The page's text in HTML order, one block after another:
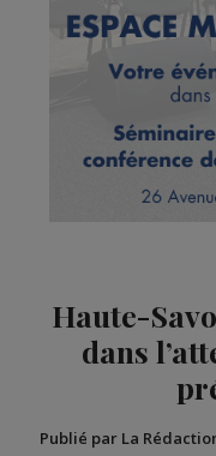
Haute-
dans
Publié par La